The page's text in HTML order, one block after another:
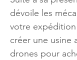
dévoile les
votre
créer une usine
drones pour